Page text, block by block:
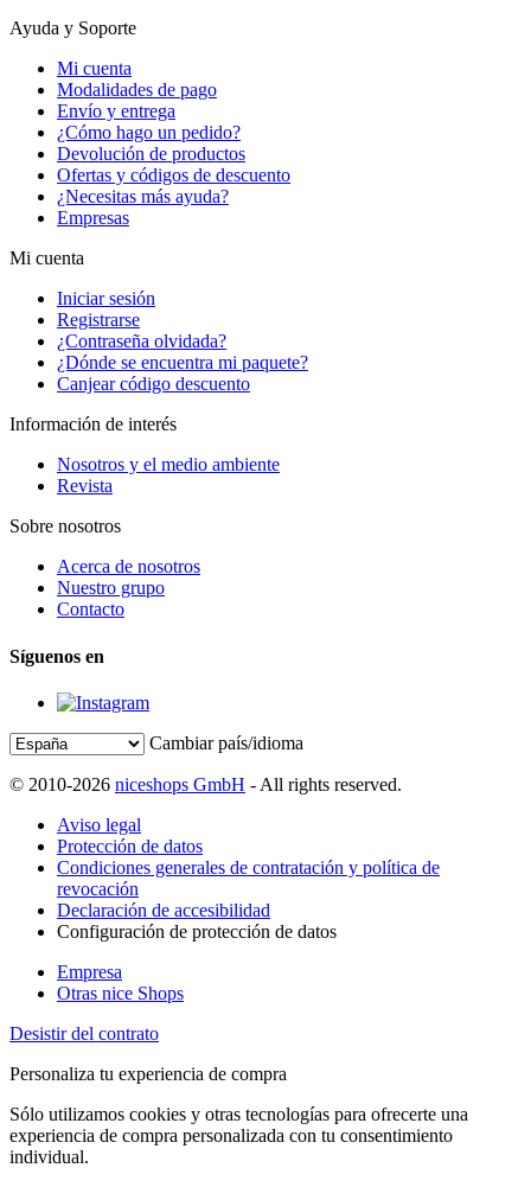
Ayuda y Soporte
Mi cuenta
Modalidades de pago
Envío y entrega
¿Cómo hago un pedido?
Devolución de productos
Ofertas y códigos de descuento
¿Necesitas más ayuda?
Empresas
Mi cuenta
Iniciar sesión
Registrarse
¿Contraseña olvidada?
¿Dónde se encuentra mi paquete?
Canjear código descuento
Información de interés
Nosotros y el medio ambiente
Revista
Sobre nosotros
Acerca de nosotros
Nuestro grupo
Contacto
Síguenos en
Cambiar país/idioma
© 2010-2026 niceshops GmbH - All rights reserved.
Aviso legal
Protección de datos
Condiciones generales de contratación y política de
revocación
Declaración de accesibilidad
Configuración de protección de datos
Empresa
Otras nice Shops
Desistir del contrato
Personaliza tu experiencia de compra
Sólo utilizamos cookies y otras tecnologías para ofrecerte una
experiencia de compra personalizada con tu consentimiento
individual.